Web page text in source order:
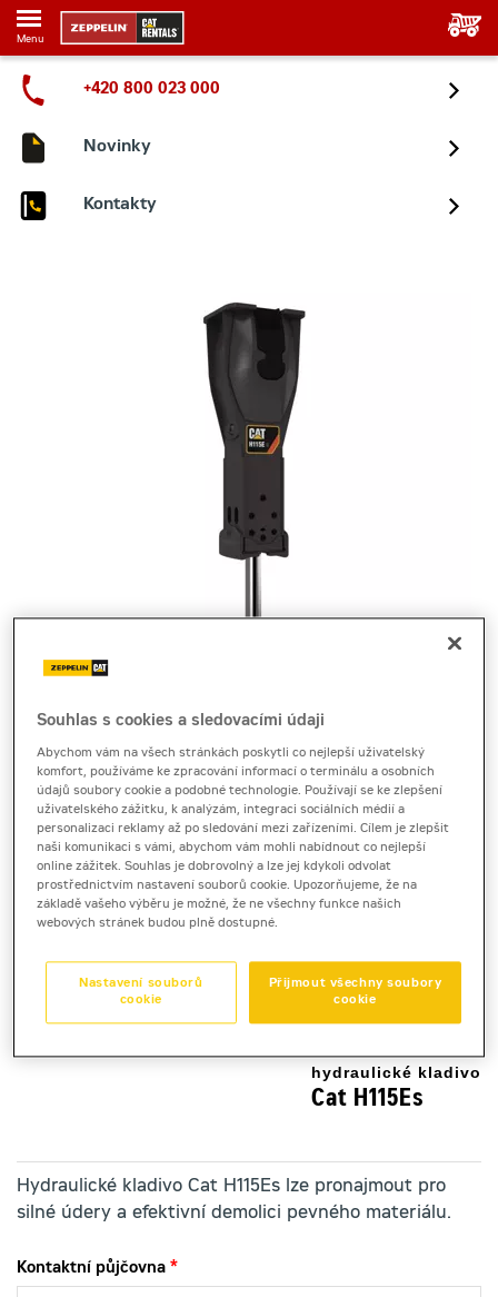
Menu
+420 800 023 000
Novinky
Kontakty
Cena za pronájem
1 - 22 dnů
5 540 Kč bez DPH
6 703 Kč s DPH
23 a více dnů
4 880 Kč bez DPH
5 904 Kč s DPH
Kauce
hydraulické kladivo
Cat H115Es
Hydraulické kladivo Cat H115Es lze pronajmout pro
silné údery a efektivní demolici pevného materiálu.
Kontaktní půjčovna
Souhlas s cookies a sledovacími údaji
Abychom vám na všech stránkách poskytli co nejlepší uživatelský
komfort, používáme ke zpracování informací o terminálu a osobních
údajů soubory cookie a podobné technologie. Používají se ke zlepšení
uživatelského zážitku, k analýzám, integraci sociálních médií a
personalizaci reklamy až po sledování mezi zařízeními. Cílem je zlepšit
naši komunikaci s vámi, abychom vám mohli nabídnout co nejlepší
online zážitek. Souhlas je dobrovolný a lze jej kdykoli odvolat
prostřednictvím nastavení souborů cookie. Upozorňujeme, že na
základě vašeho výběru je možné, že ne všechny funkce našich
webových stránek budou plně dostupné.
Přijmout všechny soubory
cookie
Nastavení souborů
cookie